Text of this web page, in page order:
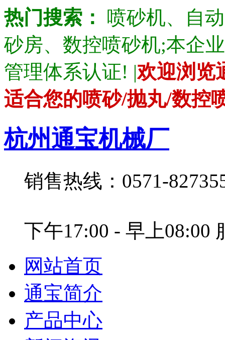
热门搜索：
喷砂机、自
砂房、数控喷砂机;本企
管理体系认证! |欢迎浏览
适合您的喷砂/抛丸/数控
杭州通宝机械厂
销售热线：0571-
下午17:00 - 早上08:00
网站首页
通宝简介
产品中心